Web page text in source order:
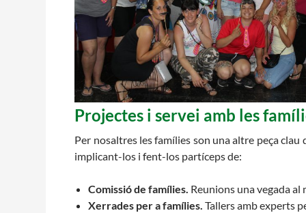
Projectes iservei amb les
Per nosaltres les famílies son una altre peça clau
implicant-los i fent-los partícepsde:
Comissió de famílies. Reunions una vegada
Xerrades per a famílies.Tallers amb experts
L'equip
Missió i valors
Els comptes
Memòria
Proposta